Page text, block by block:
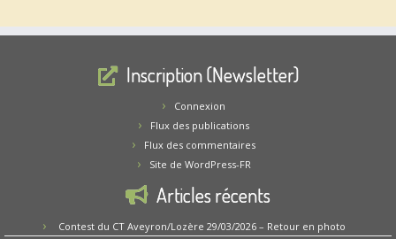
Inscription (Newsletter)
Connexion
Flux des publications
Flux des commentaires
Site de WordPress-FR
Articles récents
Contest du CT Aveyron/Lozère 29/03/2026 – Retour en photo